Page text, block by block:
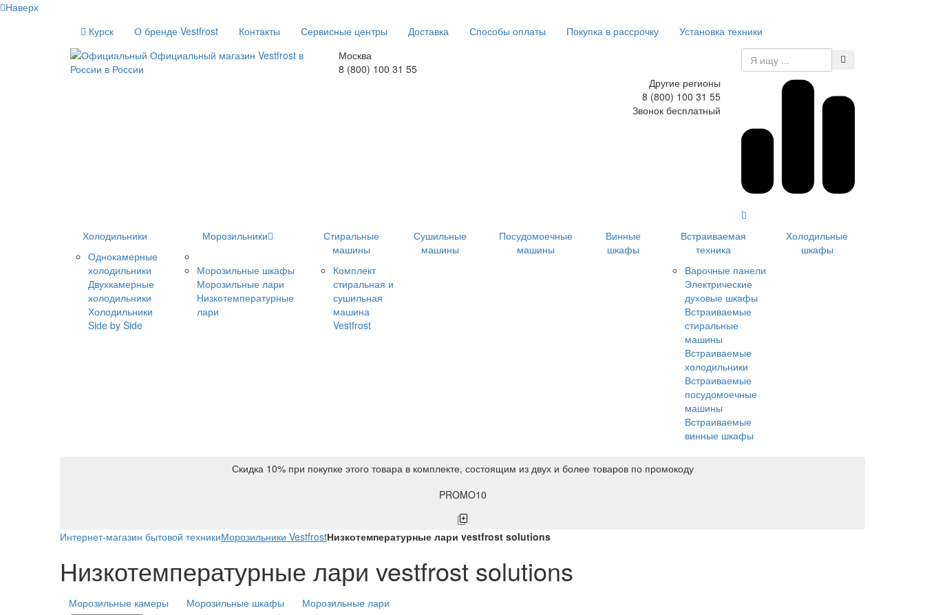
Наверх
Курск
О бренде Vestfrost Контакты Сервисные центры Доставка Способы оплаты Покупка в рассрочку
Установка техники
Москва
8 (800) 100 31 55
Другие регионы
8 (800) 100 31 55
Звонок бесплатный
Холодильники
Однокамерные
холодильники
Двухкамерные
холодильники
Холодильники
Side by Side
Морозильники
Морозильные шкафы
Морозильные лари
Низкотемпературные
лари
Стиральные
машины
Комплект
стиральная и
сушильная
машина
Vestfrost
Сушильные
машины
Посудомоечные
машины
Винные
шкафы
Встраиваемая
техника
Варочные панели
Электрические
духовые шкафы
Встраиваемые
стиральные
машины
Встраиваемые
холодильники
Встраиваемые
посудомоечные
машины
Встраиваемые
винные шкафы
Холодильные
шкафы
Скидка 10% при покупке этого товара в комплекте, состоящим из двух и более товаров по промокоду
PROMO10
Интернет-магазин бытовой техникиМорозильники VestfrostНизкотемпературные лари vestfrost solutions
Низкотемпературные лари vestfrost solutions
Морозильные камеры Морозильные шкафы Морозильные лари